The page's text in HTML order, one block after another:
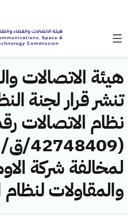
هيئة الاتصالات
تنشر قرار لجنة
نظام الاتصالات
لمخالفة شركة
والمقاولات لنظام